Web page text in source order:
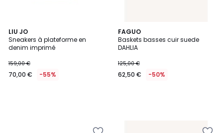
LIU JO
Sneakers à plateforme en
denim imprimé
159,00 €
70,00 € -55%
FAGUO
Baskets basses cuir suede
DAHLIA
125,00 €
62,50 € -50%